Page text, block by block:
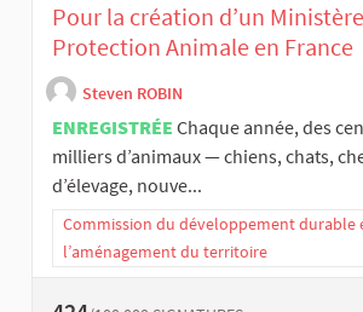
Pour la création d’un
Protection Animale en France
Steven ROBIN
ENREGISTRÉE Chaque année, des
milliers d’animaux — chiens, chats,
d’élevage, nouve...
Commission du développement durable
l’aménagement du territoire